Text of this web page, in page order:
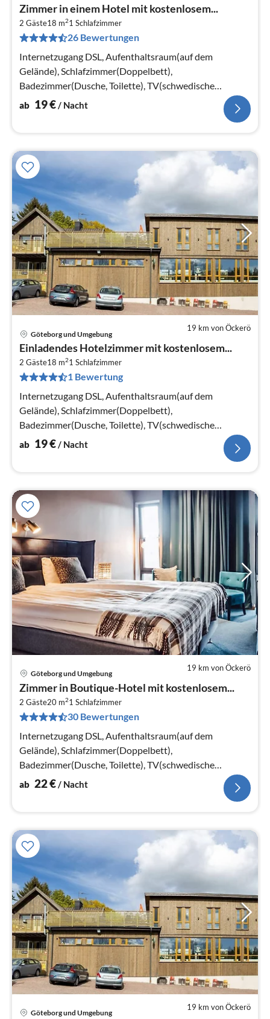
Zimmer in einem Hotel mit kostenlosem...
2 Gäste18 m21 Schlafzimmer
26 Bewertungen
Internetzugang DSL, Aufenthaltsraum(auf dem
Gelände), Schlafzimmer(Doppelbett),
Badezimmer(Dusche, Toilette), TV(schwedische
Fernsehsender)
ab 19€/ Nacht
19 km von Öckerö
Göteborg und Umgebung
Einladendes Hotelzimmer mit kostenlosem...
2 Gäste18 m21 Schlafzimmer
1 Bewertung
Internetzugang DSL, Aufenthaltsraum(auf dem
Gelände), Schlafzimmer(Doppelbett),
Badezimmer(Dusche, Toilette), TV(schwedische
Fernsehsender)
ab 19€/ Nacht
19 km von Öckerö
Göteborg und Umgebung
Zimmer in Boutique-Hotel mit kostenlosem...
2 Gäste20 m21 Schlafzimmer
30 Bewertungen
Internetzugang DSL, Aufenthaltsraum(auf dem
Gelände), Schlafzimmer(Doppelbett),
Badezimmer(Dusche, Toilette), TV(schwedische
Fernsehsender)
ab 22€ / Nacht
19 km von Öckerö
Göteborg und Umgebung